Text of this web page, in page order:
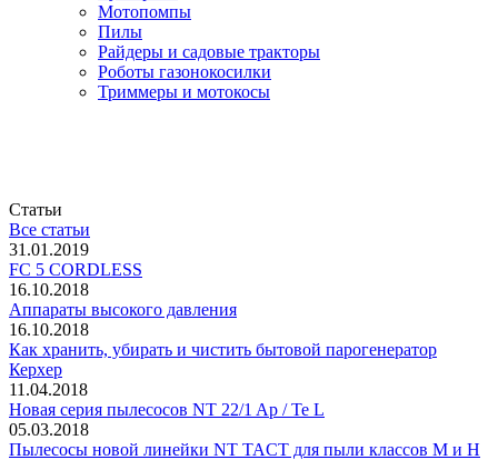
Мотопомпы
Пилы
Райдеры и садовые тракторы
Роботы газонокосилки
Триммеры и мотокосы
Статьи
Все статьи
31.01.2019
FC 5 CORDLESS
16.10.2018
Аппараты высокого давления
16.10.2018
Как хранить, убирать и чистить бытовой парогенератор
Керхер
11.04.2018
Новая серия пылесосов NT 22/1 Ap / Te L
05.03.2018
Пылесосы новой линейки NT TACT для пыли классов M и H